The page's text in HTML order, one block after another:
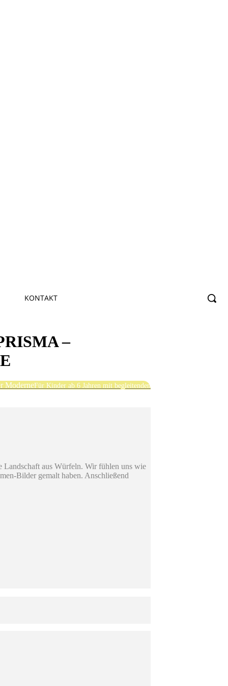
KONTAKT
–
ModerneFür Kinder ab 6 Jahren mit begleitenden
Landschaft aus Würfeln. Wir fühlen uns wie
Bilder gemalt haben. Anschließend